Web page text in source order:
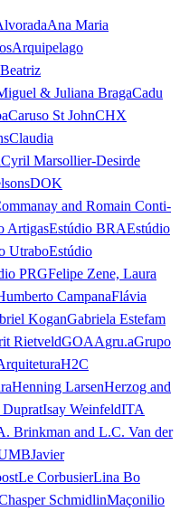
Ana Maria
Arquipelago
Beatriz
& Juliana BragaCadu
Caruso St JohnCHX
Claudia
Cyril Marsollier-Desirde
DOK
and Romain Conti-
ArtigasEstúdio BRAEstúdio
UtraboEstúdio
PRGFelipe Zene, Laura
CampanaFlávia
KoganGabriela Estefam
RietveldGOAAgru.aGrupo
H2C
Henning LarsenHerzog and
DupratIsay WeinfeldITA
Brinkman and L.C. Van der
Javier
Le CorbusierLina Bo
SchmidlinMaçonilio